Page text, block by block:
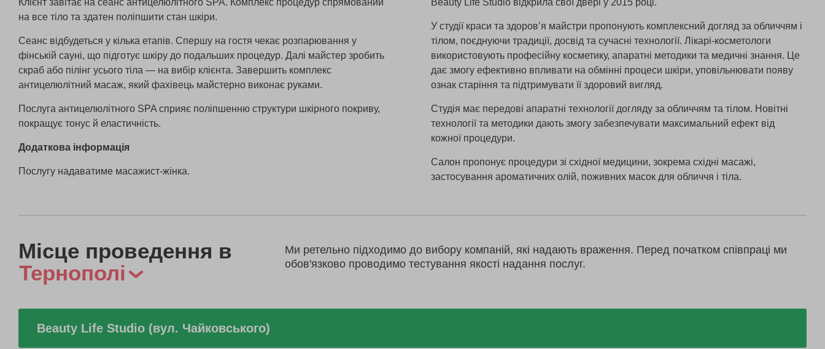
на все тіло та здатен поліпшити стан шкіри.
Сеанс відбудеться у кілька етапів. Спершу на гостя чекає розпарювання у
фінській сауні, що підготує шкіру до подальших процедур. Далі майстер зробить
скраб або пілінг усього тіла — на вибір клієнта. Завершить комплекс
антицелюлітний масаж, який фахівець майстерно виконає руками.
Послуга антицелюлітного SPA сприяє поліпшенню структури шкірного покриву,
покращує тонус й еластичність.
Додаткова інформація
Послугу надаватиме масажист-жінка.
У студії краси та здоров’я майстри пропонують комплексний догляд за обличчям і
тілом, поєднуючи традиції, досвід та сучасні технології. Лікарі-косметологи
використовують професійну косметику, апаратні методики та медичні знання. Це
дає змогу ефективно впливати на обмінні процеси шкіри, уповільнювати появу
ознак старіння та підтримувати її здоровий вигляд.
Студія має передові апаратні технології догляду за обличчям та тілом. Новітні
технології та методики дають змогу забезпечувати максимальний ефект від
кожної процедури.
Салон пропонує процедури зі східної медицини, зокрема східні масажі,
застосування ароматичних олій, поживних масок для обличчя і тіла.
Місце проведення в
Тернополі
Ми ретельно підходимо до вибору компаній, які надають враження. Перед початком співпраці ми
обов'язково проводимо тестування якості надання послуг.
Beauty Life Studio (вул. Чайковського)